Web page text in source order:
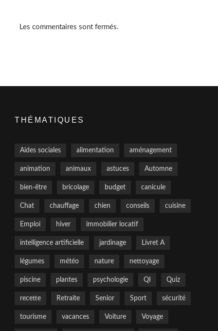
Les commentaires sont fermés.
THÉMATIQUES
Aides sociales alimentation aménagement
animation animaux astuces Automne
bien-être bricolage budget canicule
Chat chauffage chien conseils cuisine
Emploi hiver immobilier locatif
intelligence artificielle jardinage Livret A
légumes météo nature nettoyage
piscine plantes psychologie QI Quiz
recette Retraite Senior Sport sécurité
tourisme vacances Voiture Voyage